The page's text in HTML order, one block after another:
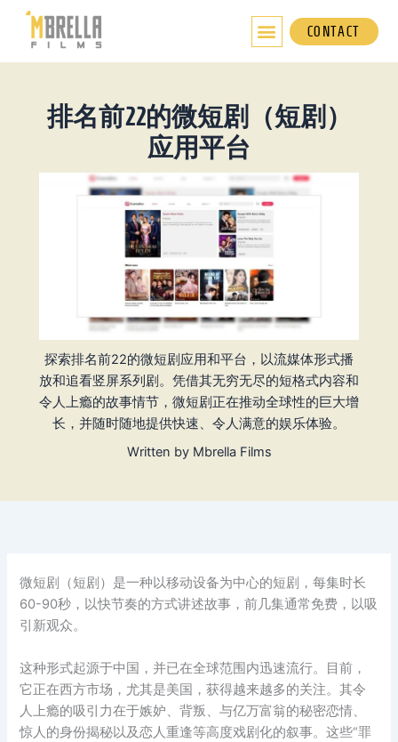
CONTACT
排名前22的微短剧（短剧）
应用平台
探索排名前22的微短剧应用和平台，以流媒体形式播
放和追看竖屏系列剧。凭借其无穷无尽的短格式内容和
令人上瘾的故事情节，微短剧正在推动全球性的巨大增
长，并随时随地提供快速、令人满意的娱乐体验。
Written by Mbrella Films
微短剧（短剧）是一种以移动设备为中心的短剧，每集时长
60-90秒，以快节奏的方式讲述故事，前几集通常免费，以吸
引新观众。
这种形式起源于中国，并已在全球范围内迅速流行。目前，
它正在西方市场，尤其是美国，获得越来越多的关注。其令
人上瘾的吸引力在于嫉妒、背叛、与亿万富翁的秘密恋情、
惊人的身份揭秘以及恋人重逢等高度戏剧化的叙事。这些“罪